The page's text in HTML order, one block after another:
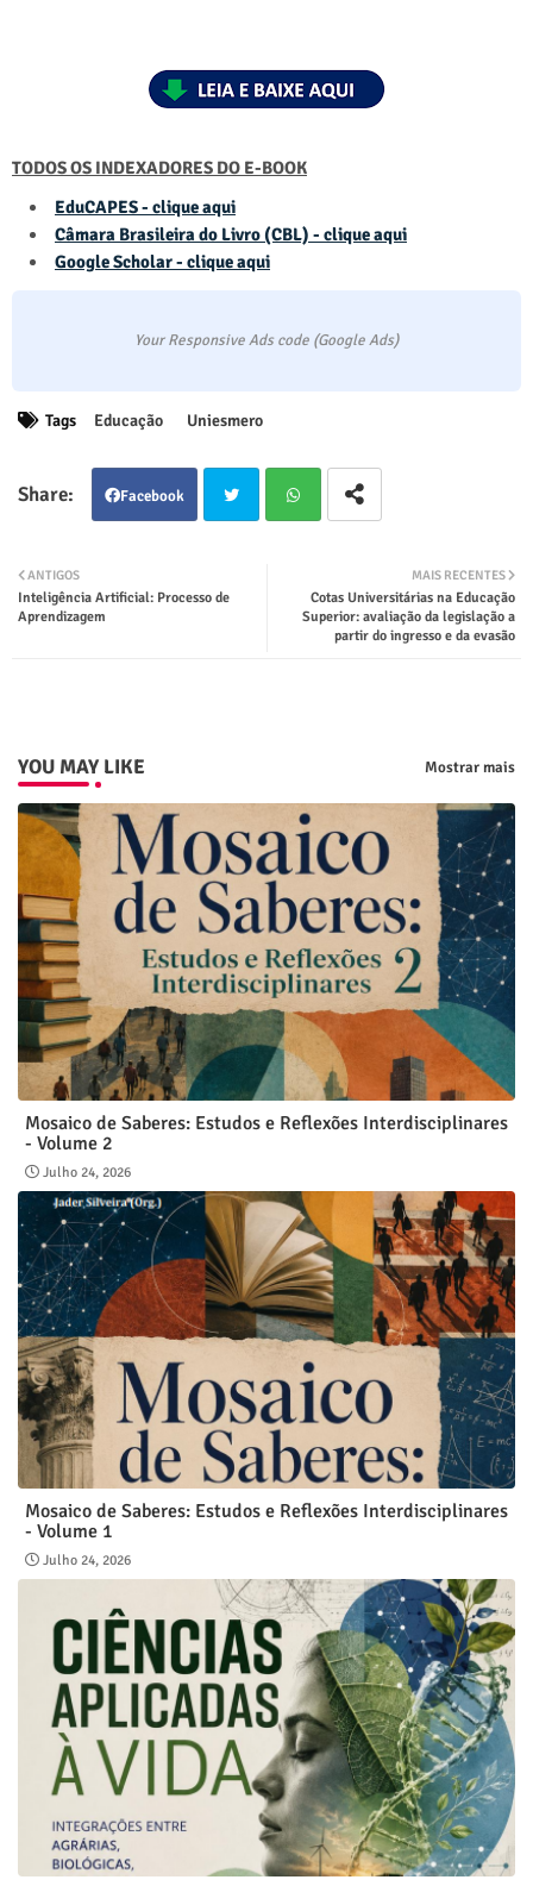
TODOS OS INDEXADORES DO E-BOOK
EduCAPES - clique aqui
Câmara Brasileira do Livro (CBL) - clique aqui
Google Scholar - clique aqui
Your Responsive Ads code (Google Ads)
Tags Educação Uniesmero
Facebook
ter
MAIS RECENTES
Cotas Universitárias na Educação
Superior: avaliação da legislação a
partir do ingresso e da evasão
ANTIGOS
Inteligência Artificial: Processo de
Aprendizagem
YOU MAY LIKE Mostrar mais
Mosaico de Saberes: Estudos e Reflexões Interdisciplinares
- Volume 2
Julho 24, 2026
Mosaico de Saberes: Estudos e Reflexões Interdisciplinares
- Volume 1
Julho 24, 2026